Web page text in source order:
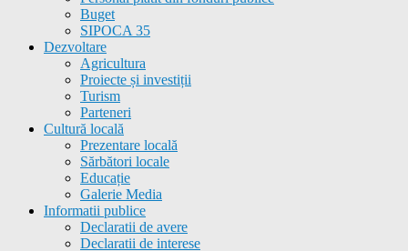
Buget
SIPOCA 35
Dezvoltare
Agricultura
Proiecte și investiții
Turism
Parteneri
Cultură locală
Prezentare locală
Sărbători locale
Educație
Galerie Media
Informatii publice
Declaratii de avere
Declaratii de interese